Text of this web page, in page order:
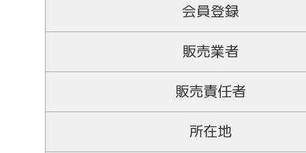
会員登録
販売業者
販売責任者
所在地